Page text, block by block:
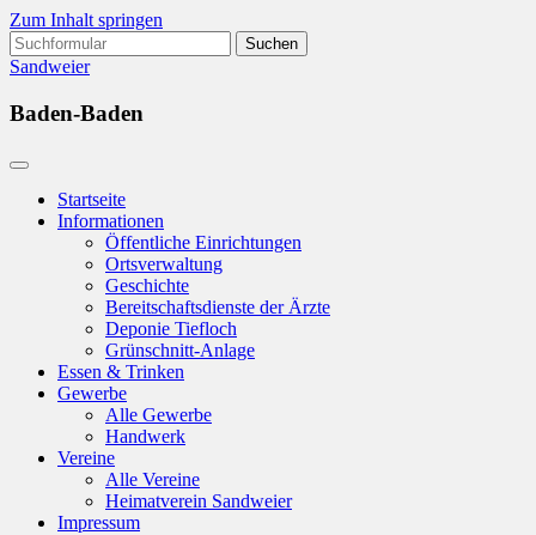
Zum Inhalt springen
Suchen
nach:
Sandweier
Baden-Baden
Startseite
Informationen
Öffentliche Einrichtungen
Ortsverwaltung
Geschichte
Bereitschaftsdienste der Ärzte
Deponie Tiefloch
Grünschnitt-Anlage
Essen & Trinken
Gewerbe
Alle Gewerbe
Handwerk
Vereine
Alle Vereine
Heimatverein Sandweier
Impressum